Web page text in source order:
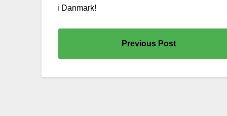
i Danmark!
Previous Post